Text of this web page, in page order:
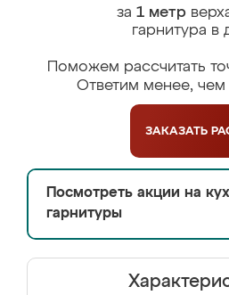
за 1 метр
гарнитура в
Поможем рассчитать
Ответим менее, чем
ЗАКАЗАТЬ
Посмотреть акции на
гарнитуры